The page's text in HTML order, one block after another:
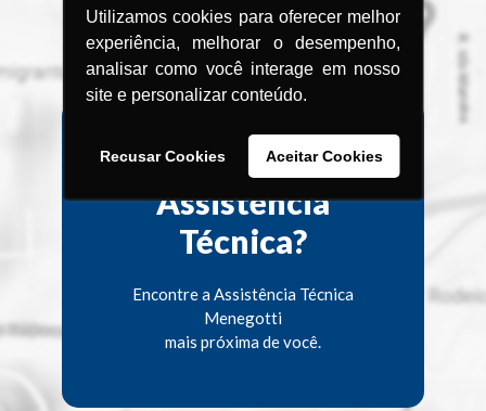
Utilizamos cookies para oferecer melhor
experiência, melhorar o desempenho,
analisar como você interage em nosso
site e personalizar conteúdo.
Recusar Cookies Aceitar Cookies
Procurando uma
Assistência
Técnica?
Encontre a Assistência Técnica
Menegotti
mais próxima de você.